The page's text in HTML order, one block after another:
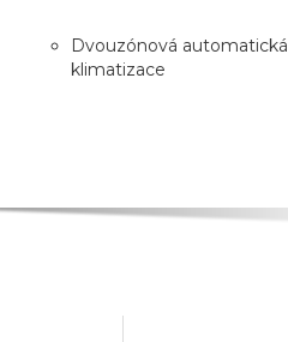
Dvouzónová automatická
klimatizace